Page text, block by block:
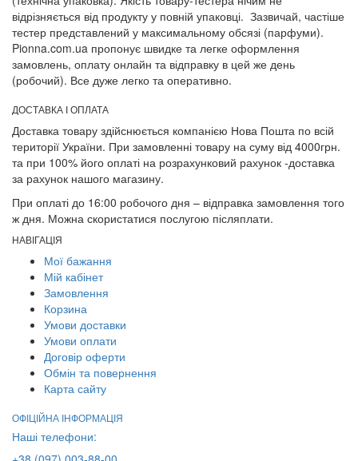
відрізняється від продукту у повній упаковці. Зазвичай, частіше
тестер представлений у максимальному обсязі (парфуми).
Pionna.com.ua пропонує швидке та легке оформлення
замовлень, оплату онлайн та відправку в цей же день
(робочий). Все дуже легко та оперативно.
ДОСТАВКА І ОПЛАТА
Доставка товару здійснюється компанією Нова Пошта по всій
території України. При замовленні товару на суму від 4000грн.
та при 100% його оплаті на розрахунковий рахунок -доставка
за рахунок нашого магазину.
При оплаті до 16:00 робочого дня – відправка замовлення того
ж дня. Можна скористатися послугою післяплати.
НАВІГАЦІЯ
Мої бажання
Мій кабінет
Замовлення
Корзина
Умови доставки
Умови оплати
Договір оферти
Обмін та повернення
Карта сайту
ОФІЦІЙНА ІНФОРМАЦІЯ
Наші телефони: